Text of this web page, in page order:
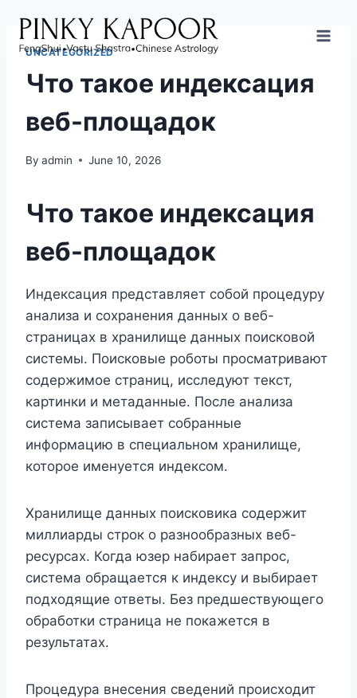
UNCATEGORIZED
Что такое индексация
веб-площадок
By admin June 10, 2026
Что такое индексация
веб-площадок
Индексация представляет собой процедуру
анализа и сохранения данных о веб-
страницах в хранилище данных поисковой
системы. Поисковые роботы просматривают
содержимое страниц, исследуют текст,
картинки и метаданные. После анализа
система записывает собранные
информацию в специальном хранилище,
которое именуется индексом.
Хранилище данных поисковика содержит
миллиарды строк о разнообразных веб-
ресурсах. Когда юзер набирает запрос,
система обращается к индексу и выбирает
подходящие ответы. Без предшествующего
обработки страница не покажется в
результатах.
Процедура внесения сведений происходит